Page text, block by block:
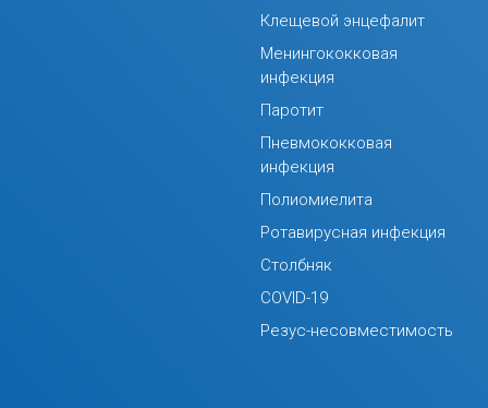
Клещевой энцефалит
Менингококковая
инфекция
Паротит
Пневмококковая
инфекция
Полиомиелита
Ротавирусная инфекция
Столбняк
COVID-19
Резус-несовместимость